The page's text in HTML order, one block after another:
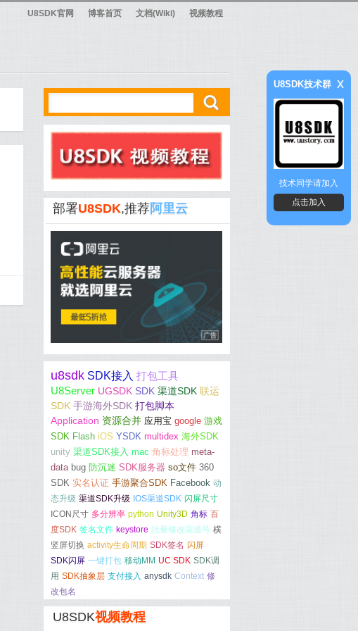
U8SDK官网 博客首页 文档(Wiki) 视频教程
ő
部署U8SDK,推荐阿里云
u8sdk SDK接入 打包工具
U8Server UGSDK SDK 渠道SDK 联运
SDK 手游海外SDK 打包脚本
Application 资源合并 应用宝 google 游戏
SDK Flash iOS YSDK multidex 海外SDK
unity 渠道SDK接入 mac 角标处理 meta-
data bug 防沉迷 SDK服务器 so文件 360
SDK 实名认证 手游聚合SDK Facebook 动
态升级 渠道SDK升级 IOS渠道SDK 闪屏尺寸
ICON尺寸 多分辨率 python Unity3D 角标 百
度SDK 签名文件 keystore 批量修改渠道号 横
竖屏切换 activity生命周期 SDK签名 闪屏
SDK闪屏 一键打包 移动MM UC SDK SDK调
用 SDK抽象层 支付接入 anysdk Context 修
改包名
U8SDK视频教程
U8SDK技术群 x
技术同学请加入
点击加入